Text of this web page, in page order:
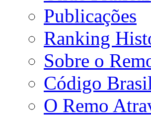
Publicações
Ranking
Sobre o
Código
O Remo